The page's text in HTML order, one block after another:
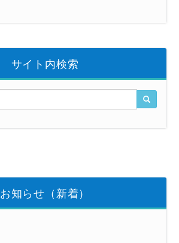
サイト内検索
お知らせ（新着）